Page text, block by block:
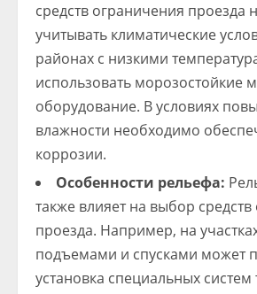
средств ограничения проезда
учитывать климатические
районах с низкими
использовать морозостойкие
оборудование. В условиях
влажности необходимо
коррозии.
Особенности рельефа:
также влияет на выбор
проезда. Например, на
подъемами и спусками может
установка специальных